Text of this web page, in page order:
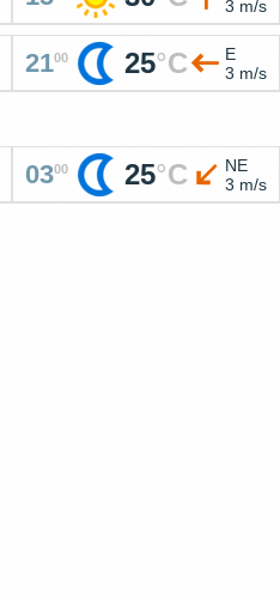
3 m/s
2100 25°C
E
3 m/s
0300 25°C
NE
3 m/s